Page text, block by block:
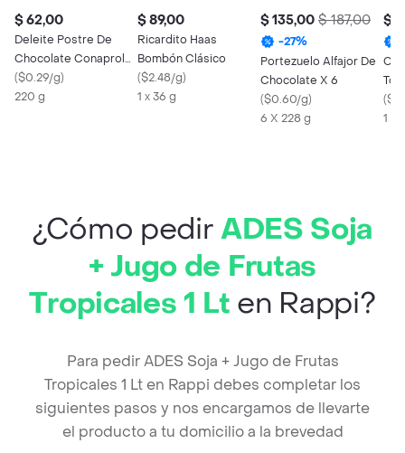
$ 62,00
Deleite Postre De
Chocolate Conaprole
X 2
($0.29/g)
220 g
$ 89,00
Ricardito Haas
Bombón Clásico
($2.48/g)
1 x 36 g
$ 135,00 $ 187,00
-27%
Portezuelo Alfajor De
Chocolate X 6
($0.60/g)
6 X 228 g
$
(
1 X
¿Cómo pedirADES Soja
+ Jugo de Frutas
Tropicales 1 Lt en Rappi?
Para pedir ADES Soja + Jugo de Frutas
Tropicales 1 Lt en Rappi debes completar los
siguientes pasos y nos encargamos de llevarte
el producto a tu domicilio a la brevedad